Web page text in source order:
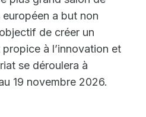
a but non
de créer un
à l’innovation et
se déroulera à
19 novembre 2026.